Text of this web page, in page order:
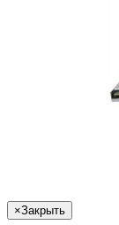
×Закрыть